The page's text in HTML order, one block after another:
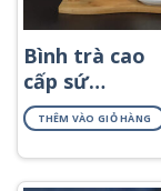
Bình trà cao
cấp sứ
trắng Bát
Tràng AT-55
THÊM VÀO GIỎ HÀNG